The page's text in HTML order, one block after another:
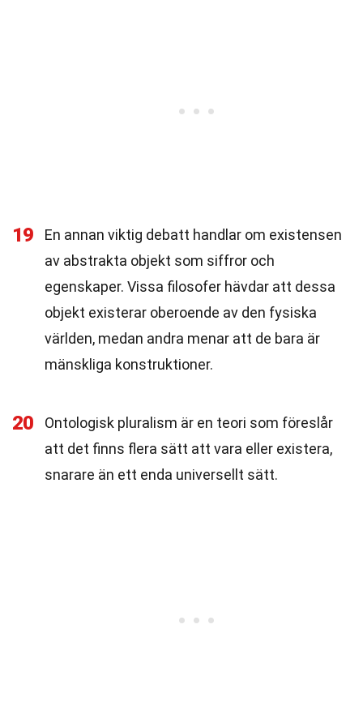
19
En annan viktig debatt handlar om existensen
av abstrakta objekt som siffror och
egenskaper. Vissa filosofer hävdar att dessa
objekt existerar oberoende av den fysiska
världen, medan andra menar att de bara är
mänskliga konstruktioner.
20
Ontologisk pluralism är en teori som föreslår
att det finns flera sätt att vara eller existera,
snarare än ett enda universellt sätt.